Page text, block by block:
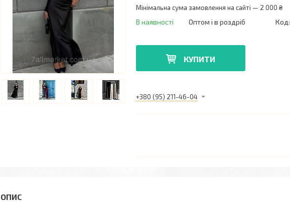
Мінімальна сума замовлення на сайті — 2 000 ₴
В наявності Оптом і в роздріб Код:
КУПИТИ
+380 (95) 211-46-04